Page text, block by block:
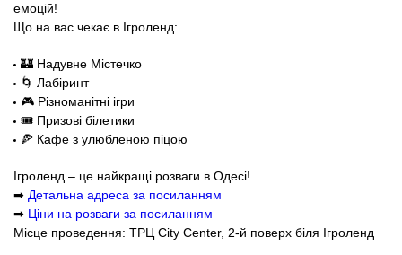
емоцій!
Що на вас чекає в Ігроленд:
🏰 Надувне Містечко
🌀 Лабіринт
🎮 Різноманітні ігри
🎟 Призові білетики
🍕 Кафе з улюбленою піцою
Ігроленд – це найкращі розваги в Одесі!
➡ Детальна адреса за посиланням
➡ Ціни на розваги за посиланням
Місце проведення: ТРЦ City Center, 2-й поверх біля Ігроленд